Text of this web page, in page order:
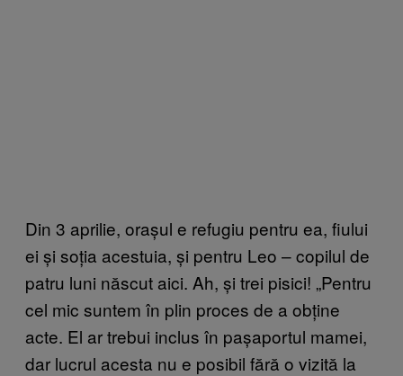
Din 3 aprilie, orașul e refugiu pentru ea, fiului
ei și soția acestuia, și pentru Leo – copilul de
patru luni născut aici. Ah, și trei pisici! „Pentru
cel mic suntem în plin proces de a obține
acte. El ar trebui inclus în pașaportul mamei,
dar lucrul acesta nu e posibil fără o vizită la